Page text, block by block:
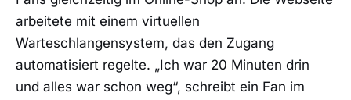
arbeitete mit einem virtuellen
Warteschlangensystem, das den Zugang
automatisiert regelte. „Ich war 20 Minuten drin
und alles war schon weg“, schreibt ein Fan im